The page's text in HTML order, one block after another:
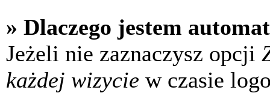
» Dlaczego jestem
Jeżeli nie zaznaczysz opcji
każdej wizycie w czasie